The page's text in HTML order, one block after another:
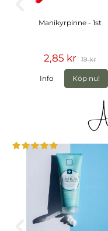
Manikyrpinne - 1st
2,85 kr 19 kr
Info Köp nu!